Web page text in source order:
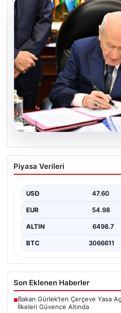
05.08.2026
Bahçeli’den çerçeve
Bin yıllık kardeşliğimiz
Piyasa Verileri
USD 47.60
EUR 54.98
ALTIN 6498.7
BTC 3066611
Son Eklenen Haberler
■Bakan Gürlek’ten Çerçeve Yasa
İlkeleri Güvence Altında